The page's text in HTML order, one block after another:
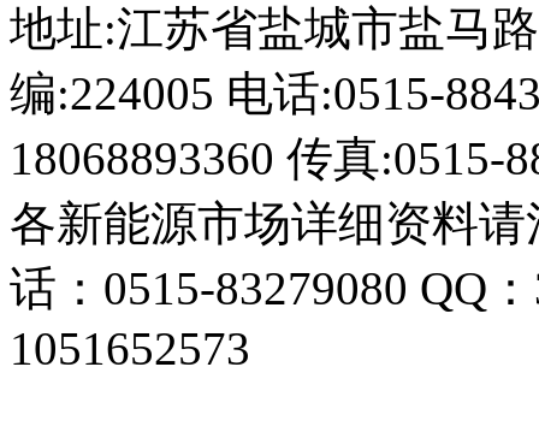
地址:江苏省盐城市盐马
编:224005 电话:0515-
18068893360 传真:0515-
各新能源市场详细资料
话：0515-83279080 QQ
1051652573